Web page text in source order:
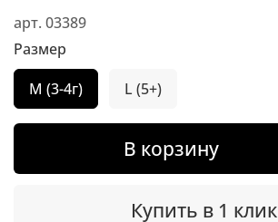
арт. 03389
В корзину
Купить в 1 клик
Размер
M (3-4г)
L (5+)